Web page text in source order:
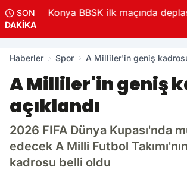
SON
DAKİKA
BBSK ilk maçında deplasmanda
Haberler Spor A Milliler'in geniş
A Milliler'in geniş
açıklandı
2026 FIFA Dünya Kupası'nda
edecek A Milli Futbol
kadrosu belli oldu
0saniye sonra kapatılacak.